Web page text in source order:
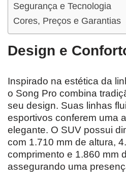
Segurança e Tecnologia
Cores, Preços e Garantias
Design e
Inspirado na estética da
o Song Pro combina
seu design. Suas linhas
esportivos conferem uma
elegante. O SUV possui
com 1.710 mm de altura,
comprimento e 1.860 mm
assegurando uma